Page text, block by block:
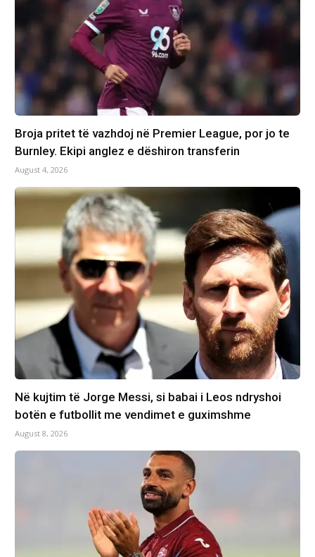
Broja pritet të vazhdoj në Premier League, por jo te
Burnley. Ekipi anglez e dëshiron transferin
August 4, 2026
Në kujtim të Jorge Messi, si babai i Leos ndryshoi
botën e futbollit me vendimet e guximshme
August 8, 2026